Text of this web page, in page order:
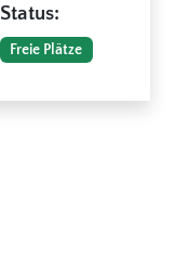
Status:
Freie Plätze